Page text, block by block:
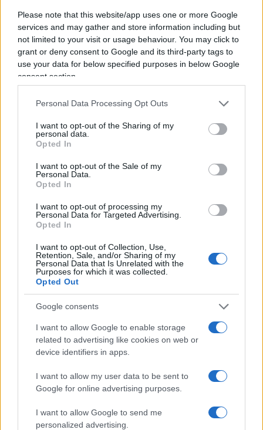
Please note that this website/app uses one or more Google
services and may gather and store information including but
not limited to your visit or usage behaviour. You may click to
grant or deny consent to Google and its third-party tags to
use your data for below specified purposes in below Google
consent section.
Personal Data Processing Opt Outs
I want to opt-out of the Sharing of my
personal data.
Opted In
I want to opt-out of the Sale of my
Personal Data.
Opted In
I want to opt-out of processing my
Personal Data for Targeted Advertising.
Opted In
I want to opt-out of Collection, Use,
Retention, Sale, and/or Sharing of my
Personal Data that Is Unrelated with the
Purposes for which it was collected.
Opted Out
Google consents
I want to allow Google to enable storage
related to advertising like cookies on web or
device identifiers in apps.
I want to allow my user data to be sent to
Google for online advertising purposes.
I want to allow Google to send me
personalized advertising.
diNicola Porro
9 Agosto 2026, 9:55
2.6k
Rassegna stampa quotidiana
Il campeggio dei comunisti:
tutti in vacanza, ma sempre
con falce e martello
Canne, pastasciutta antifà e indottrinamento: la
rivoluzione dei giovani viziati che giocano al
comunismo con i soldi degli altri